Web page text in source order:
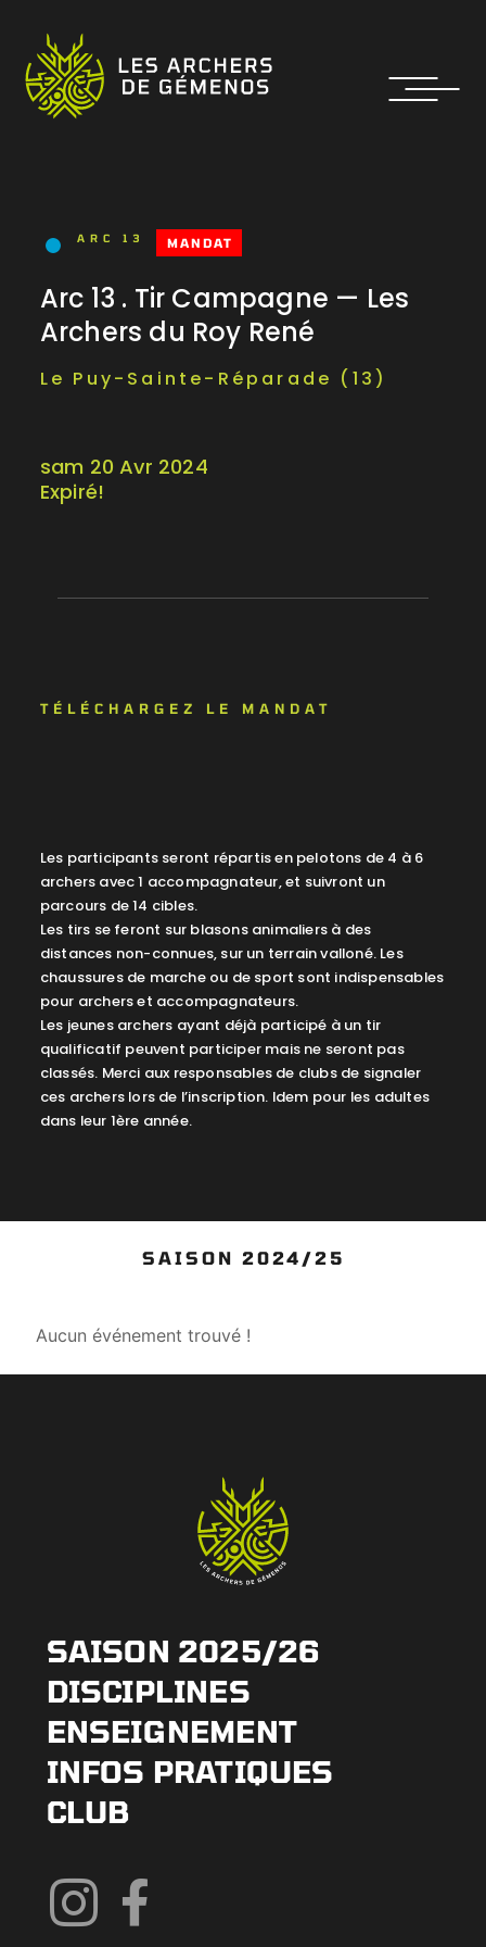
ARC 13 MANDAT
sam 20 Avr 2024
Expiré!
Arc 13 . Tir Campagne — Les
Archers du Roy René
Le Puy-Sainte-Réparade (13)
TÉLÉCHARGEZ LE MANDAT
Les participants seront répartis en pelotons de 4 à 6
archers avec 1 accompagnateur, et suivront un
parcours de 14 cibles.
Les tirs se feront sur blasons animaliers à des
distances non-connues, sur un terrain valloné. Les
chaussures de marche ou de sport sont indispensables
pour archers et accompagnateurs.
Les jeunes archers ayant déjà participé à un tir
qualificatif peuvent participer mais ne seront pas
classés. Merci aux responsables de clubs de signaler
ces archers lors de l’inscription. Idem pour les adultes
dans leur 1ère année.
SAISON 2024/25
Aucun événement trouvé !
SAISON 2025/26
DISCIPLINES
ENSEIGNEMENT
INFOS PRATIQUES
CLUB